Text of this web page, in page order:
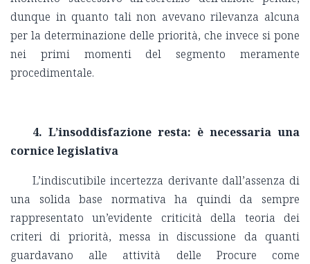
dunque in quanto tali non avevano rilevanza alcuna
per la determinazione delle priorità, che invece si pone
nei primi momenti del segmento meramente
procedimentale.
4. L’insoddisfazione resta: è necessaria una
cornice legislativa
L’indiscutibile incertezza derivante dall’assenza di
una solida base normativa ha quindi da sempre
rappresentato un’evidente criticità della teoria dei
criteri di priorità, messa in discussione da quanti
guardavano alle attività delle Procure come